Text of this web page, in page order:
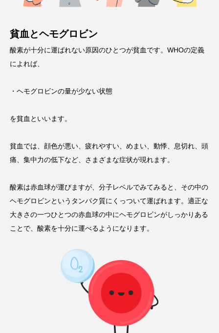
貧血とヘモグロビン
酸素が十分に運ばれない原因のひとつが貧血です。WHOの定義
によれば、
・ヘモグロビンの量が少ない状態
を貧血といいます。
貧血では、顔色が悪い、疲れやすい、めまい、動悸、息切れ、頭
痛、集中力の低下など、さまざまな症状が現れます。
酸素は赤血球が運びますが、分子レベルでみてみると、その中の
ヘモグロビンというタンパク質にくっついて運ばれます。適正な
大きさの一つひとつの赤血球の中にヘモグロビンがしっかりある
ことで、酸素を十分に運べるようになります。